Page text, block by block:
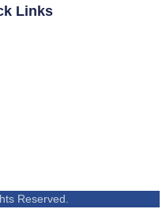
Links
Reserved.